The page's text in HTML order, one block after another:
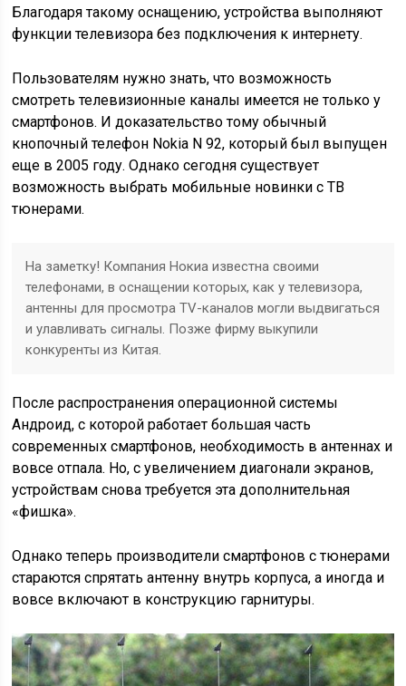
Благодаря такому оснащению, устройства выполняют
функции телевизора без подключения к интернету.
Пользователям нужно знать, что возможность
смотреть телевизионные каналы имеется не только у
смартфонов. И доказательство тому обычный
кнопочный телефон Nokia N 92, который был выпущен
еще в 2005 году. Однако сегодня существует
возможность выбрать мобильные новинки с ТВ
тюнерами.
На заметку! Компания Нокиа известна своими
телефонами, в оснащении которых, как у телевизора,
антенны для просмотра TV-каналов могли выдвигаться
и улавливать сигналы. Позже фирму выкупили
конкуренты из Китая.
После распространения операционной системы
Андроид, с которой работает большая часть
современных смартфонов, необходимость в антеннах и
вовсе отпала. Но, с увеличением диагонали экранов,
устройствам снова требуется эта дополнительная
«фишка».
Однако теперь производители смартфонов с тюнерами
стараются спрятать антенну внутрь корпуса, а иногда и
вовсе включают в конструкцию гарнитуры.